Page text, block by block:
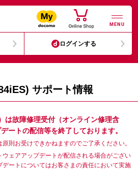
MENU
ログインする
サポート情報
は故障修理受付（オンライン修理含
ートの配信等を終了しております。
則お受けできかねますのでご了承ください。
ェアアップデートが配信される場合がござい
デートについてはお客さまの責任において実施